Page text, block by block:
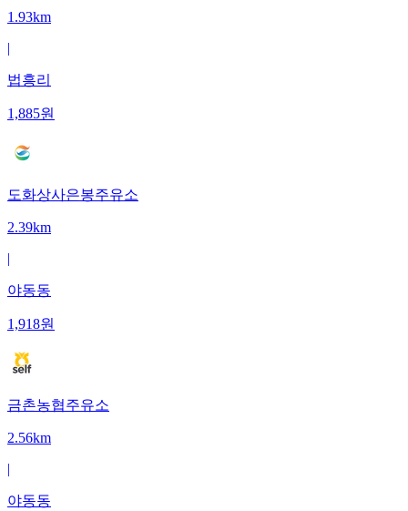
1.93km
|
법흥리
1,885원
도화상사은봉주유소
2.39km
|
야동동
1,918원
금촌농협주유소
2.56km
|
야동동